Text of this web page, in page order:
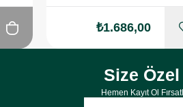
₺1.686,00
Size
Hemen Kayıt Ol